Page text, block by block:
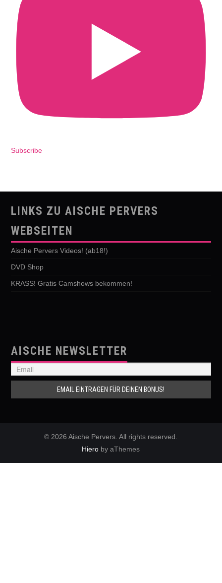
Subscribe
LINKS ZU AISCHE PERVERS
WEBSEITEN
Aische Pervers Videos! (ab18!)
DVD Shop
KRASS! Gratis Camshows bekommen!
AISCHE NEWSLETTER
© 2026 Aische Pervers. All rights reserved.
Hiero by aThemes